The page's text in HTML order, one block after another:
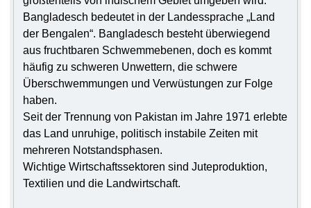
Bangladesch bedeutet in der Landessprache „Land
der Bengalen“. Bangladesch besteht überwiegend
aus fruchtbaren Schwemmebenen, doch es kommt
häufig zu schweren Unwettern, die schwere
Überschwemmungen und Verwüstungen zur Folge
haben.
Seit der Trennung von Pakistan im Jahre 1971 erlebte
das Land unruhige, politisch instabile Zeiten mit
mehreren Notstandsphasen.
Wichtige Wirtschaftssektoren sind Juteproduktion,
Textilien und die Landwirtschaft.